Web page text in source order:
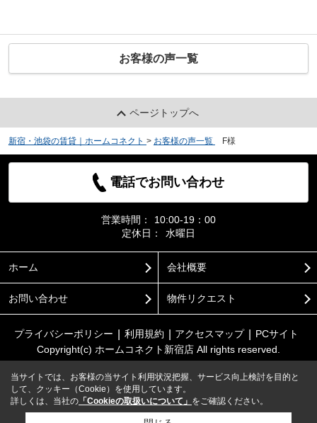
お客様の声一覧
ページトップへ
新宿・池袋の賃貸｜ホームコネクト > お客様の声一覧 F様
電話でお問い合わせ
営業時間：
10:00-19：00
定休日：
水曜日
ホーム 会社概要
お問い合わせ 物件リクエスト
プライバシーポリシー 利用規約 アクセスマップ
PCサイト
Copyright(c) ホームコネクト新宿店 All rights reserved.
当サイトでは、お客様の当サイト利用状況把握、サービス向上検討を目的と
して、クッキー（Cookie）を使用しています。
詳しくは、当社の 「Cookieの取扱いについて」 をご確認ください。